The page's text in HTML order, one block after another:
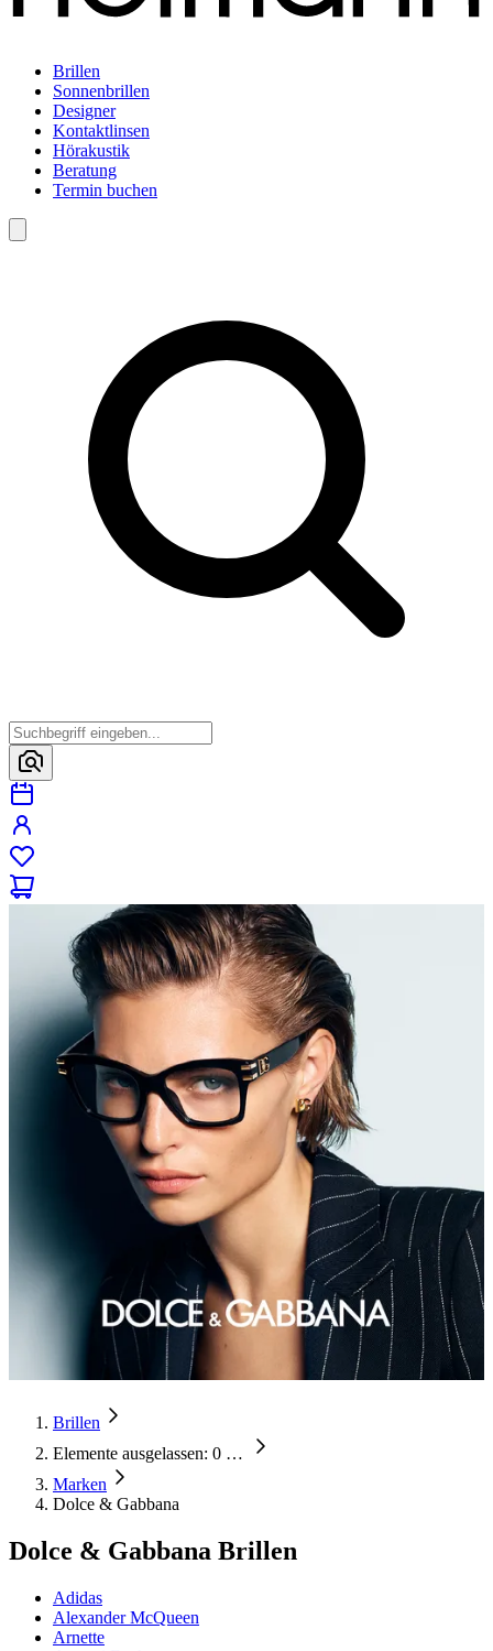
Brillen
Sonnenbrillen
Designer
Kontaktlinsen
Hörakustik
Beratung
Termin buchen
Brillen
Elemente ausgelassen: 0 …
Marken
Dolce & Gabbana
Dolce & Gabbana Brillen
Adidas
Alexander McQueen
Arnette